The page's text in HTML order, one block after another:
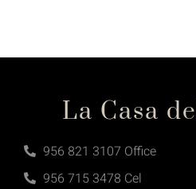
La Casa
956 821 3107 Office
956 715 3478 Cel